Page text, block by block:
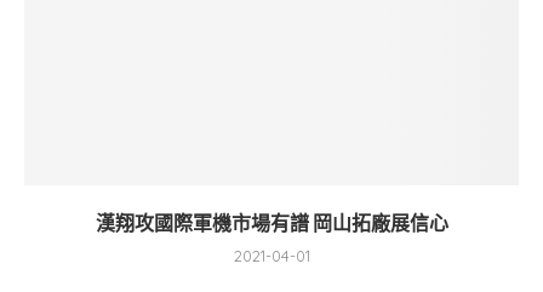
漢翔攻國際軍機市場有譜 岡山拓廠展信心
2021-04-01